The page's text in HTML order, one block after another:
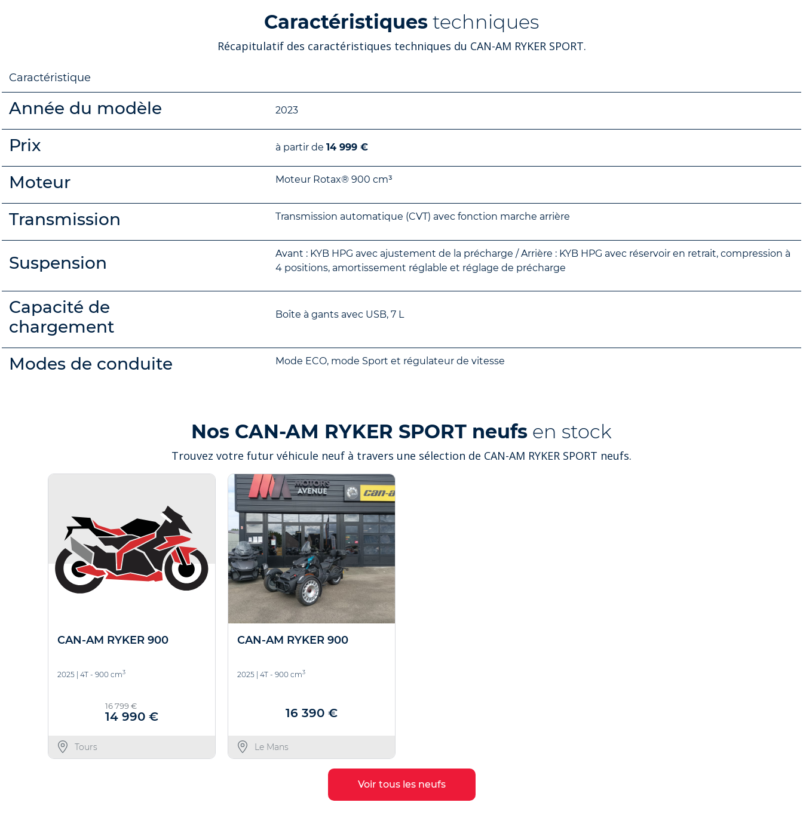
Caractéristiques techniques
Récapitulatif des caractéristiques techniques du CAN-AM RYKER SPORT.
Caractéristique
Année du modèle 2023
Prix à partir de 14 999 €
Moteur Moteur Rotax® 900 cm³
Transmission Transmission automatique (CVT) avec fonction marche arrière
Suspension
Avant : KYB HPG avec ajustement de la précharge / Arrière : KYB HPG avec réservoir en retrait, compression à
4 positions, amortissement réglable et réglage de précharge
Capacité de
chargement
Boîte à gants avec USB, 7 L
Modes de conduite Mode ECO, mode Sport et régulateur de vitesse
Nos CAN-AM RYKER SPORT neufs en stock
Trouvez votre futur véhicule neuf à travers une sélection de CAN-AM RYKER SPORT neufs.
CAN-AM RYKER 900
2025 4T - 900 cm3
16 799 €
14 990 €
Tours
CAN-AM RYKER 900
2025 4T - 900 cm3
16 390 €
Le Mans
Voir tous les neufs